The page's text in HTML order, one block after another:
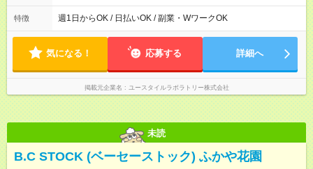
憩法定通り）
特徴 週1日からOK / 日払いOK / 副業・WワークOK
気になる！ 応募する 詳細へ
掲載元企業名 ユースタイルラボラトリー株式会社
未読
B.C STOCK (ベーセーストック) ふかや花園